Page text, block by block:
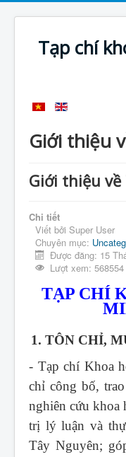
Tạp chí
Giới thiệu
Giới thiệu về
Chi tiết
Viết bởi Super User
Chuyên mục:
Được đăng: 15
Lượt xem: 568554
TẠP CHÍ
1. TÔN CHỈ,
- Tạp chí Khoa
chỉ công bố,
nghiên cứu khoa
trị lý luận và
Tây Nguyên;